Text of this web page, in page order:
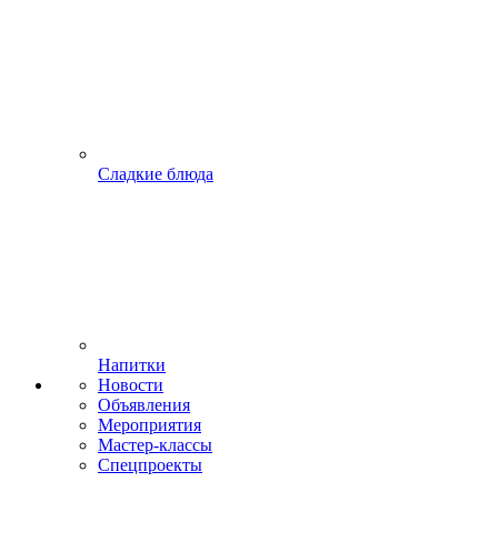
Сладкие блюда
Напитки
Новости
Объявления
Мероприятия
Мастер-классы
Спецпроекты